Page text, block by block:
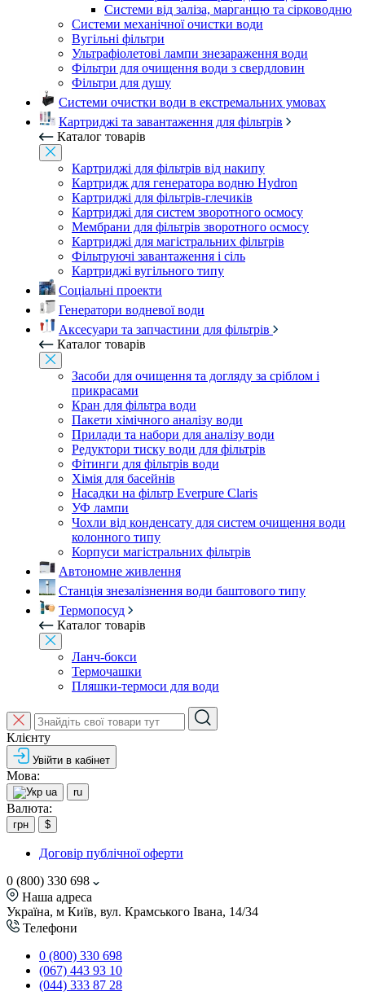
Системи від заліза, марганцю та сірководню
Системи механічної очистки води
Вугільні фільтри
Ультрафіолетові лампи знезараження води
Фільтри для очищення води з свердловин
Фільтри для душу
Системи очистки води в екстремальних умовах
Картриджі та завантаження для фільтрів
Каталог товарів
Картриджі для фільтрів від накипу
Картридж для генератора водню Hydron
Картриджі для фільтрів-глечиків
Картриджі для систем зворотного осмосу
Мембрани для фільтрів зворотного осмосу
Картриджі для магістральних фільтрів
Фільтруючі завантаження і сіль
Картриджі вугільного типу
Соціальні проекти
Генератори водневої води
Аксесуари та запчастини для фільтрів
Каталог товарів
Засоби для очищення та догляду за сріблом і
прикрасами
Кран для фільтра води
Пакети хімічного аналізу води
Прилади та набори для аналізу води
Редуктори тиску води для фільтрів
Фітинги для фільтрів води
Хімія для басейнів
Насадки на фільтр Everpure Claris
УФ лампи
Чохли від конденсату для систем очищення води
колонного типу
Корпуси магістральних фільтрів
Автономне живлення
Станція знезалізнення води баштового типу
Термопосуд
Каталог товарів
Ланч-бокси
Термочашки
Пляшки-термоси для води
Клієнту
Увійти в кабінет
Мова:
ua ru
Валюта:
грн $
Договір публічної оферти
0 (800) 330 698
Наша адреса
Україна, м Київ, вул. Крамського Івана, 14/34
Телефони
0 (800) 330 698
(067) 443 93 10
(044) 333 87 28